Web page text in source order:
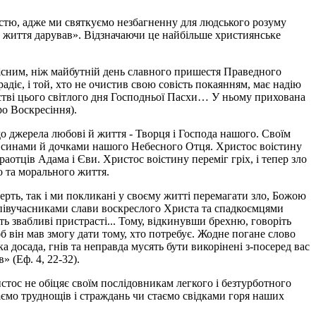
адже ми святкуємо незбагненну для людського розуму
дарував». Відзначаючи це найбільше християнське
ніж майбутній день славного пришестя Праведного
і той, хто не очистив свою совість покаянням, має надію
цього світлого дня Господньої Пасхи… У ньому прихована
Воскресіння).
джерела любові й життя - Творця і Господа нашого. Своїм
й дочками нашого Небесного Отця. Христос воістину
Адама і Єви. Христос воістину переміг гріх, і тепер зло
та морального життя.
так і ми покликані у своєму житті перемагати зло, Божою
слави воскреслого Христа та спадкоємцями
пристрасті... Тому, відкинувши брехню, говоріть
мав змогу дати тому, хто потребує. Жодне погане слово
гнів та неправда мусять бути викорінені з-посеред вас
(Еф. 4, 22-32).
не обіцяє своїм послідовникам легкого і безтурботного
труднощів і страждань чи стаємо свідками горя наших